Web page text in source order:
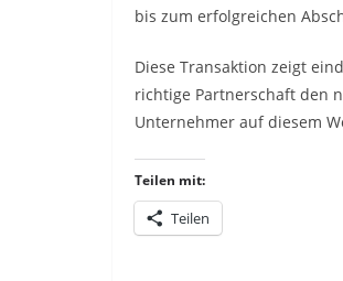
bis zum erfolgreichen
Diese Transaktion zeigt
richtige Partnerschaft den
Unternehmer auf diesem
Teilen mit:
Teilen